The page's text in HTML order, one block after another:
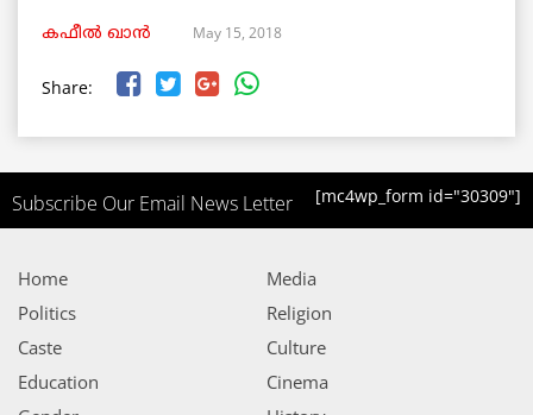
കഫീൽ ഖാൻ May 15, 2018
Share:
Subscribe Our Email News Letter [mc4wp_form id="30309"]
Home
Politics
Caste
Education
Media
Religion
Culture
Cinema